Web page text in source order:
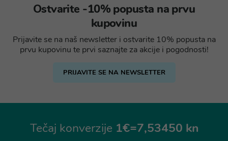
Ostvarite -10% popusta na prvu
kupovinu
Prijavite se na naš newsletter i ostvarite 10% popusta na
prvu kupovinu te prvi saznajte za akcije i pogodnosti!
PRIJAVITE SE NA NEWSLETTER
Tečaj konverzije 1€=7,53450 kn